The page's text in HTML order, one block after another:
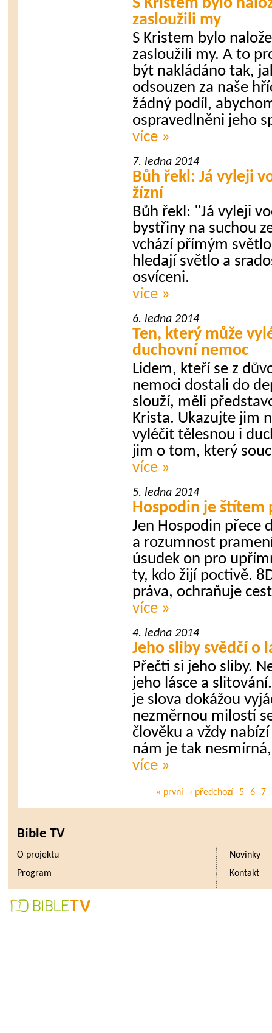
S Kristem bylo
zasloužili my
S Kristem bylo
zasloužili my. A to
být nakládáno tak,
odsouzen za naše
žádný podíl,
ospravedlněni jeho
více »
7. ledna 2014
Bůh řekl: Já vyleji
žízní
Bůh řekl: "Já vyleji
bystřiny na suchou
vchází přímým
hledají světlo a
osvíceni.
více »
6. ledna 2014
Ten, který může
duchovní nemoc
Lidem, kteří se z
nemoci dostali do
slouží, měli
Krista. Ukazujte jim
vyléčit tělesnou i
jim o tom, který
více »
5. ledna 2014
Hospodin je štítem
Jen Hospodin přece
a rozumnost
úsudek on pro
ty, kdo žijí poctivě.
práva, ochraňuje
více »
4. ledna 2014
Jeho sliby svědčí o
Přečti si jeho sliby.
jeho lásce a
je slova dokážou
nezměrnou milostí
člověku a vždy
nám je tak
více »
« první ‹ předchozí 5 6 7
Bible TV
O projektu
Novinky
Program
Kontakt